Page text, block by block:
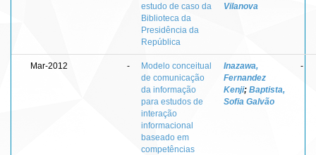
estudo de caso da
Biblioteca da
Presidência da
República
Vilanova
Mar-2012 -
Modelo conceitual
de comunicação
da informação
para estudos de
interação
informacional
baseado em
competências
Inazawa,
Fernandez
Kenji; Baptista,
Sofia Galvão
-